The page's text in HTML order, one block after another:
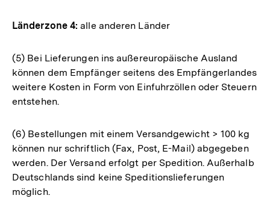
Länderzone 4: alle anderen Länder
(5) Bei Lieferungen ins außereuropäische Ausland
können dem Empfänger seitens des Empfängerlandes
weitere Kosten in Form von Einfuhrzöllen oder Steuern
entstehen.
(6) Bestellungen mit einem Versandgewicht > 100 kg
können nur schriftlich (Fax, Post, E-Mail) abgegeben
werden. Der Versand erfolgt per Spedition. Außerhalb
Deutschlands sind keine Speditionslieferungen
möglich.